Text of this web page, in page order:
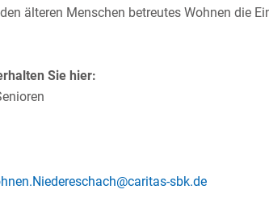
älteren Menschen betreutes Wohnen die
Sie hier:
sbk.de